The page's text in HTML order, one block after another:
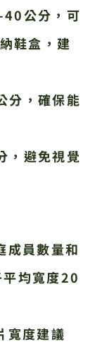
公分，可
鞋盒，建
分，確保能
，避免視覺
成員數量和
均寬度20
寬度建議